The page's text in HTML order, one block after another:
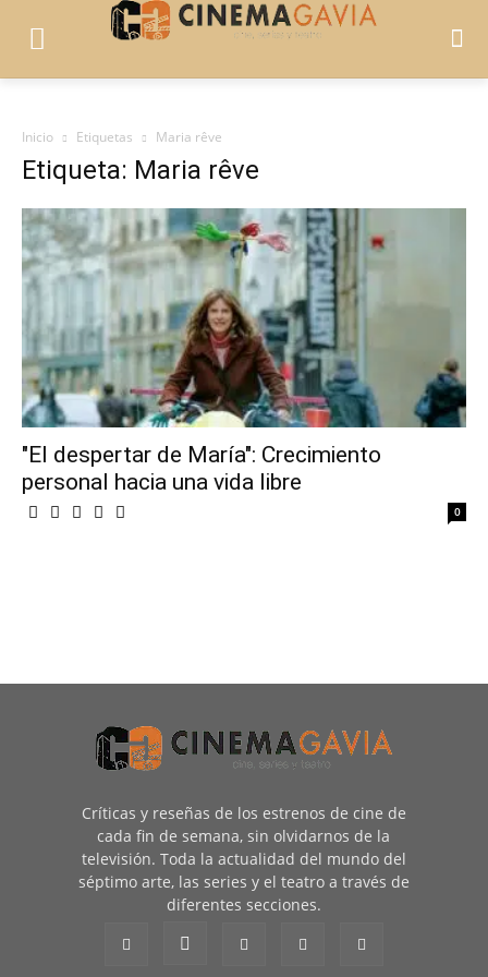
Inicio Etiquetas Maria rêve
Etiqueta: Maria rêve
"El despertar de María": Crecimiento
personal hacia una vida libre
0
Críticas y reseñas de los estrenos de cine de
cada fin de semana, sin olvidarnos de la
televisión. Toda la actualidad del mundo del
séptimo arte, las series y el teatro a través de
diferentes secciones.